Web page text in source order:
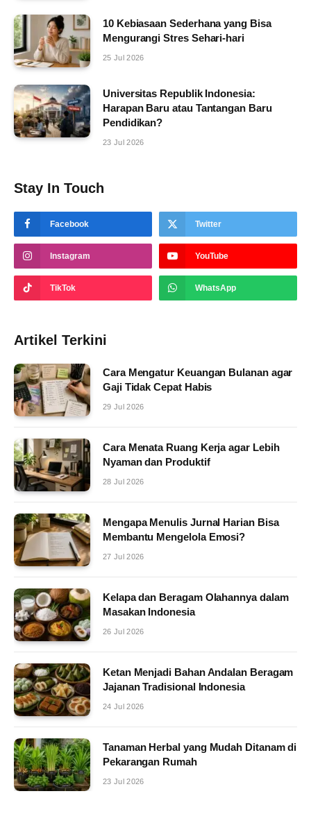
10 Kebiasaan Sederhana yang Bisa
Mengurangi Stres Sehari-hari
25 Jul 2026
Universitas Republik Indonesia:
Harapan Baru atau Tantangan Baru
Pendidikan?
23 Jul 2026
Stay In Touch
Facebook Twitter
Instagram YouTube
TikTok WhatsApp
Artikel Terkini
Cara Mengatur Keuangan Bulanan agar
Gaji Tidak Cepat Habis
29 Jul 2026
Cara Menata Ruang Kerja agar Lebih
Nyaman dan Produktif
28 Jul 2026
Mengapa Menulis Jurnal Harian Bisa
Membantu Mengelola Emosi?
27 Jul 2026
Kelapa dan Beragam Olahannya dalam
Masakan Indonesia
26 Jul 2026
Ketan Menjadi Bahan Andalan Beragam
Jajanan Tradisional Indonesia
24 Jul 2026
Tanaman Herbal yang Mudah Ditanam di
Pekarangan Rumah
23 Jul 2026